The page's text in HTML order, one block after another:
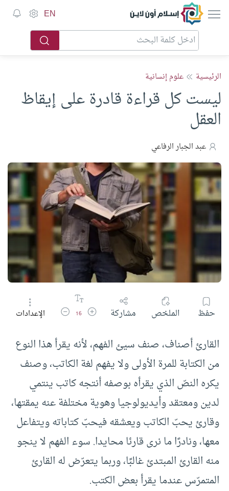
EN
الرئيسية علوم إنسانية
ليست كل قراءة قادرة على إيقاظ
العقل
عبد الجبار الرفاعي
حفظ الملخص مشاركة زيادة حجم الخط
16 تقليل حجم الخط
الإعدادات
القارئ أصناف، صنف سيئ الفهم، لأنه يقرأ هذا النوع
من الكتابة للمرة الأولى ولا يفهم لغة الكاتب، وصنف
يكره النصّ الذي يقرأه بوصفه أنتجه كاتب ينتمي
لدين ومعتقد وأيديولوجيا وهوية مختلفة عنه يمقتها،
وقارئ يحبّ الكاتب ويعشقه فيحبّ كتاباته ويتفاعل
معها، ونادرًا ما نرى قارئا محايدا. سوء الفهم لا ينجو
منه القارئ المبتدئ غالبًا، وربما يتعرّض له القارئ
المتمرّس عندما يقرأ بعض الكتب.